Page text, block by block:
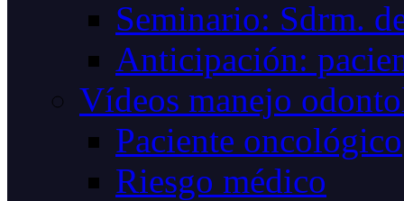
Seminario: Sdrm.
Anticipación:
Vídeos manejo
Paciente oncológico
Riesgo médico